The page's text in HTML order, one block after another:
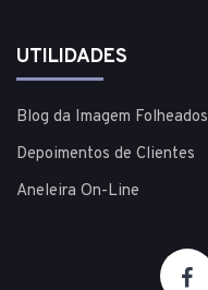
UTILIDADES
Blog da Imagem Folheados
Depoimentos de Clientes
Aneleira On-Line